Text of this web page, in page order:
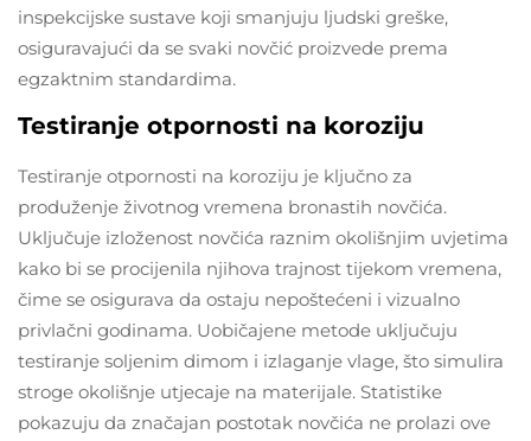
inspekcijske sustave koji smanjuju ljudski greške,
osiguravajući da se svaki novčić proizvede prema
egzaktnim standardima.
Testiranje otpornosti na koroziju
Testiranje otpornosti na koroziju je ključno za
produženje životnog vremena bronastih novčića.
Uključuje izloženost novčića raznim okolišnjim uvjetima
kako bi se procijenila njihova trajnost tijekom vremena,
čime se osigurava da ostaju nepoštećeni i vizualno
privlačni godinama. Uobičajene metode uključuju
testiranje soljenim dimom i izlaganje vlage, što simulira
stroge okolišnje utjecaje na materijale. Statistike
pokazuju da značajan postotak novčića ne prolazi ove